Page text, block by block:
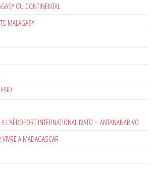
OU CONTINENTAL
MALAGASY
L’AÉROPORT INTERNATIONAL IVATO – ANTANANARIVO
VIVRE A MADAGASCAR